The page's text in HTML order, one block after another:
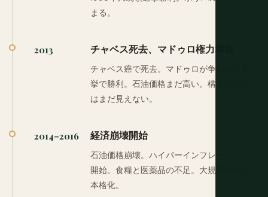
まる。
2013 チャベス死去、マドゥロ権力掌握
チャベス癌で死去。マドゥロが争われる選
挙で勝利。石油価格まだ高い。構造的弱点
はまだ見えない。
2014–2016 経済崩壊開始
石油価格崩壊。ハイパーインフレーション
開始。食糧と医薬品の不足。大規模移住が
本格化。